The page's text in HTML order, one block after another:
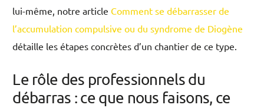
lui-même, notre article Comment se débarrasser de
l’accumulation compulsive ou du syndrome de Diogène
détaille les étapes concrètes d’un chantier de ce type.
Le rôle des professionnels du
débarras : ce que nous faisons, ce